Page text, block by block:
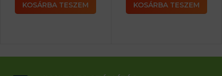
KOSÁRBA TESZEM KOSÁRBA TESZEM